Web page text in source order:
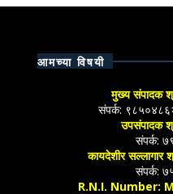
आमच्या विषयी
मुख्य संपादक
संपर्क:
उपसंपादक
संपर्क:
कायदेशीर सल्लागार
संपर्क:
R.N.I. Number: